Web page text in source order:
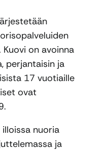
on avoinna
perjantaisin ja
17 vuotiaille
ovat
nuoria
ja